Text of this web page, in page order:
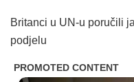
Britanci u UN-u poručili
podjelu